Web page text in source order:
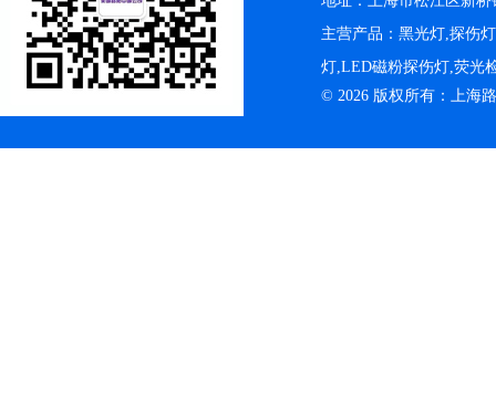
主营产品：黑光灯,探伤
灯,LED磁粉探伤灯,荧光
© 2026 版权所有：上海